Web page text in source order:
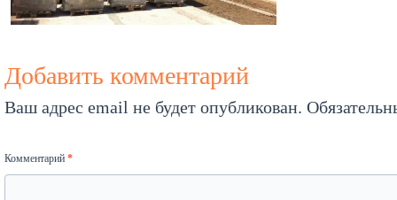
Добавить комментарий
Ваш адрес email не будет опубликован.
Комментарий *